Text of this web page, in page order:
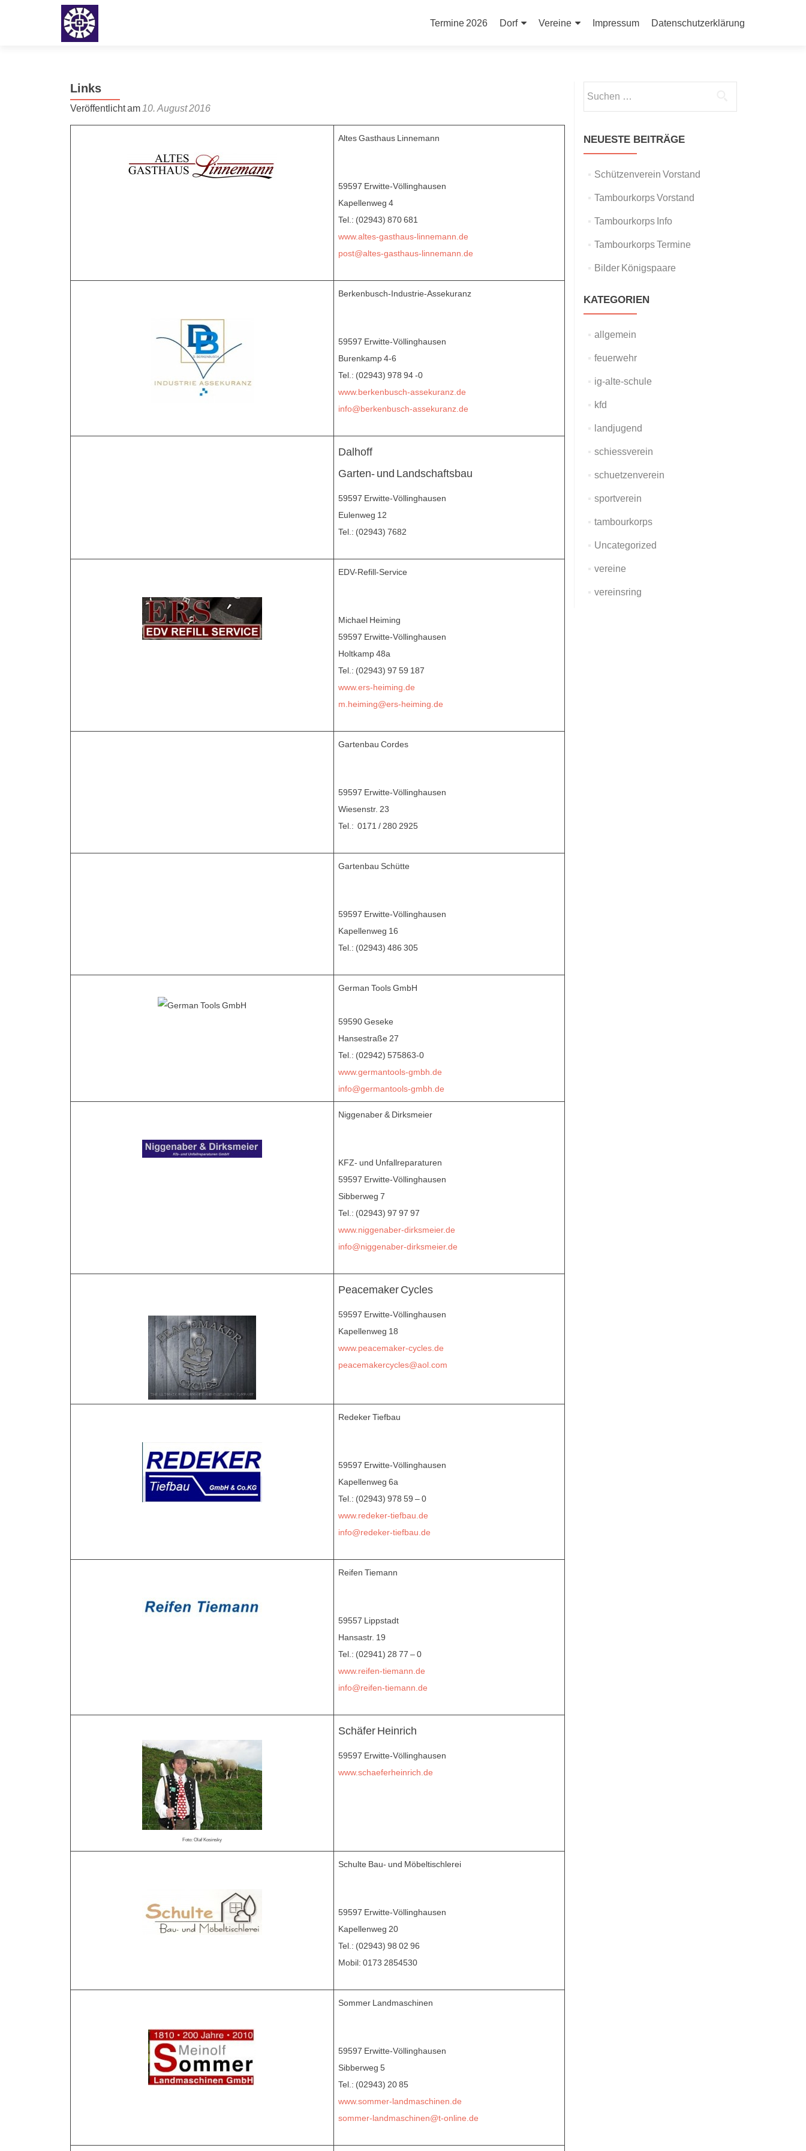
Inhalt
Termine 2026 Dorf Vereine Impressum Datenschutzerklärung
Links
Veröffentlicht am 10. August 2016
Altes Gasthaus Linnemann
59597 Erwitte-Völlinghausen
Kapellenweg 4
Tel.: (02943) 870 681
www.altes-gasthaus-linnemann.de
post@altes-gasthaus-linnemann.de
Berkenbusch-Industrie-Assekuranz
59597 Erwitte-Völlinghausen
Burenkamp 4-6
Tel.: (02943) 978 94 -0
www.berkenbusch-assekuranz.de
info@berkenbusch-assekuranz.de
Dalhoff
Garten- und Landschaftsbau
59597 Erwitte-Völlinghausen
Eulenweg 12
Tel.: (02943) 7682
EDV-Refill-Service
Michael Heiming
59597 Erwitte-Völlinghausen
Holtkamp 48a
Tel.: (02943) 97 59 187
www.ers-heiming.de
m.heiming@ers-heiming.de
Gartenbau Cordes
59597 Erwitte-Völlinghausen
Wiesenstr. 23
Tel.: 0171 / 280 2925
Gartenbau Schütte
59597 Erwitte-Völlinghausen
Kapellenweg 16
Tel.: (02943) 486 305
German Tools GmbH
59590 Geseke
Hansestraße 27
Tel.: (02942) 575863-0
www.germantools-gmbh.de
info@germantools-gmbh.de
Niggenaber & Dirksmeier
KFZ- und Unfallreparaturen
59597 Erwitte-Völlinghausen
Sibberweg 7
Tel.: (02943) 97 97 97
www.niggenaber-dirksmeier.de
info@niggenaber-dirksmeier.de
Peacemaker Cycles
59597 Erwitte-Völlinghausen
Kapellenweg 18
www.peacemaker-cycles.de
peacemakercycles@aol.com
Redeker Tiefbau
59597 Erwitte-Völlinghausen
Kapellenweg 6a
Tel.: (02943) 978 59 – 0
www.redeker-tiefbau.de
info@redeker-tiefbau.de
Reifen Tiemann
59557 Lippstadt
Hansastr. 19
Tel.: (02941) 28 77 – 0
www.reifen-tiemann.de
info@reifen-tiemann.de
Foto: Olaf Kosinsky
Schäfer Heinrich
59597 Erwitte-Völlinghausen
www.schaeferheinrich.de
Schulte Bau- und Möbeltischlerei
59597 Erwitte-Völlinghausen
Kapellenweg 20
Tel.: (02943) 98 02 96
Mobil: 0173 2854530
Sommer Landmaschinen
59597 Erwitte-Völlinghausen
Sibberweg 5
Tel.: (02943) 20 85
www.sommer-landmaschinen.de
sommer-landmaschinen@t-online.de
nach:
NEUESTE BEITRÄGE
Schützenverein Vorstand
Tambourkorps Vorstand
Tambourkorps Info
Tambourkorps Termine
Bilder Königspaare
KATEGORIEN
allgemein
feuerwehr
ig-alte-schule
kfd
landjugend
schiessverein
schuetzenverein
sportverein
tambourkorps
Uncategorized
vereine
vereinsring